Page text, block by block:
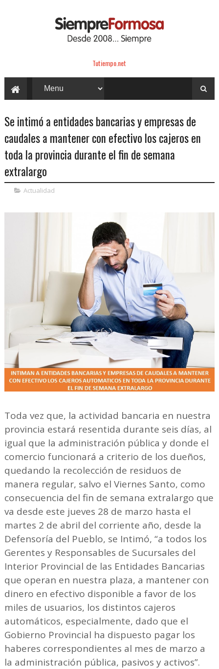
Tutiempo.net
Se intimó a entidades bancarias y empresas de
caudales a mantener con efectivo los cajeros en
toda la provincia durante el fin de semana
extralargo
Actualidad
Toda vez que, la actividad bancaria en nuestra
provincia estará resentida durante seis días, al
igual que la administración pública y donde el
comercio funcionará a criterio de los dueños,
quedando la recolección de residuos de
manera regular, salvo el Viernes Santo, como
consecuencia del fin de semana extralargo que
va desde este jueves 28 de marzo hasta el
martes 2 de abril del corriente año, desde la
Defensoría del Pueblo, se Intimó, “a todos los
Gerentes y Responsables de Sucursales del
Interior Provincial de las Entidades Bancarias
que operan en nuestra plaza, a mantener con
dinero en efectivo disponible a favor de los
miles de usuarios, los distintos cajeros
automáticos, especialmente, dado que el
Gobierno Provincial ha dispuesto pagar los
haberes correspondientes al mes de marzo a
la administración pública, pasivos y activos”.